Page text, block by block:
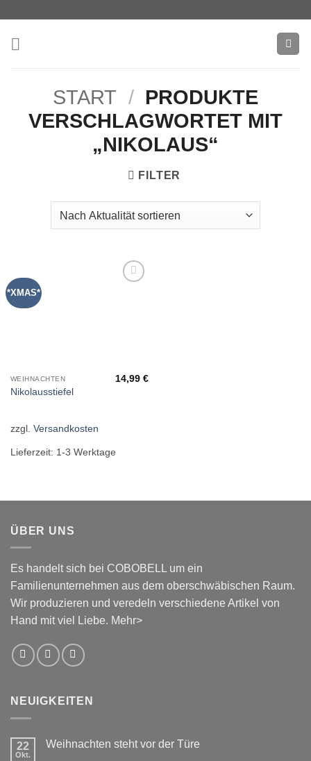
springen
START / PRODUKTE
VERSCHLAGWORTET MIT
„NIKOLAUS“
FILTER
*XMAS*
WEIHNACHTEN
Nikolausstiefel
14,99€
zzgl. Versandkosten
Lieferzeit: 1-3 Werktage
ÜBER UNS
Es handelt sich bei COBOBELL um ein
Familienunternehmen aus dem oberschwäbischen Raum.
Wir produzieren und veredeln verschiedene Artikel von
Hand mit viel Liebe. Mehr>
NEUIGKEITEN
22
Okt.
Weihnachten steht vor der Türe